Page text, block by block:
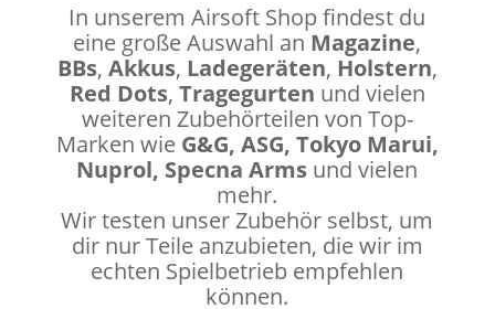
In unserem Airsoft Shop findest du
eine große Auswahl an Magazine,
BBs, Akkus, Ladegeräten, Holstern,
Red Dots, Tragegurten und vielen
weiteren Zubehörteilen von Top-
Marken wie G&G, ASG, Tokyo Marui,
Nuprol, Specna Arms und vielen
mehr.
Wir testen unser Zubehör selbst, um
dir nur Teile anzubieten, die wir im
echten Spielbetrieb empfehlen
können.